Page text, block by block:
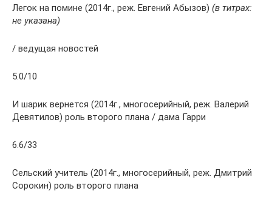
Легок на помине (2014г., реж. Евгений Абызов) (в титрах:
не указана)
/ ведущая новостей
5.0/10
И шарик вернется (2014г., многосерийный, реж. Валерий
Девятилов) роль второго плана / дама Гарри
6.6/33
Сельский учитель (2014г., многосерийный, реж. Дмитрий
Сорокин) роль второго плана